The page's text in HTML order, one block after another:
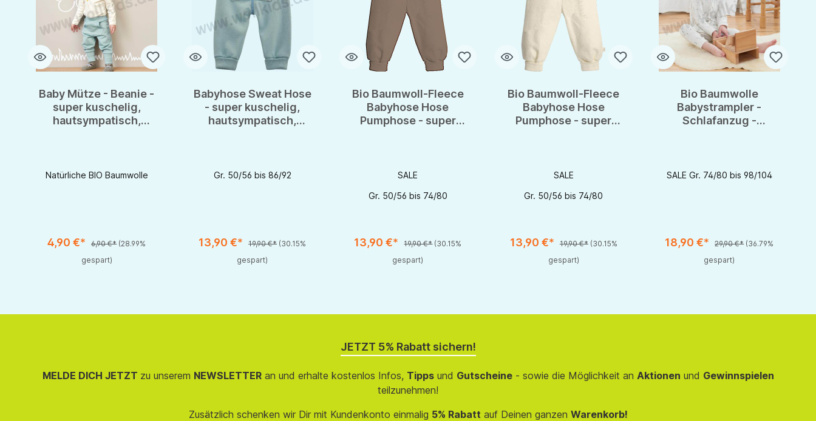
um die Anzahl zu erhöhen oder zu reduzieren.
Wert ein oder benutze die Schaltflächen um die Anzahl zu erhöhen oder zu reduzieren.
Baby Mütze - Beanie -
super kuschelig,
hautsympatisch,
Natürliche BIO Baumwolle
4,90 €* 6,90 €* (28.99%
gespart)
Babyhose Sweat Hose
- super kuschelig,
hautsympatisch,
Gr. 50/56 bis 86/92
13,90 €* 19,90 €* (30.15%
gespart)
Bio Baumwoll-Fleece
Babyhose Hose
Pumphose - super
SALE
Gr. 50/56 bis 74/80
13,90 €* 19,90 €* (30.15%
gespart)
Produkt Anzahl: Gib den gewünschten Wert ein oder benutze die Schaltflächen um die Anzahl zu erhöhen oder zu reduzieren.
Bio Baumwoll-Fleece
Babyhose Hose
Pumphose - super
SALE
Gr. 50/56 bis 74/80
13,90 €* 19,90 €* (30.15%
gespart)
Produkt Anzahl: Gib den gewünschten Wert ein oder benutze die Schaltflächen um
Bio Baumwolle
Babystrampler -
Schlafanzug -
SALE Gr. 74/80 bis 98/104
18,90 €* 29,90 €* (36.79%
gespart)
JETZT 5% Rabatt sichern!
MELDE DICH JETZT zu unserem NEWSLETTERan und erhalte kostenlos Infos, Tippsund Gutscheine- sowie die Möglichkeit an Aktionen und Gewinnspielen
teilzunehmen!
Zusätzlich schenken wir Dir mit Kundenkonto einmalig 5% Rabatt auf Deinen ganzen Warenkorb!